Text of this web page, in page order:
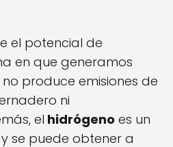
el potencial de
en que generamos
produce emisiones de
ni
el hidrógeno es un
se puede obtener a